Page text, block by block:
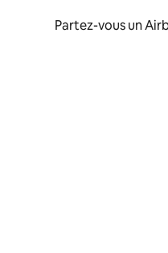
Partez-vous un